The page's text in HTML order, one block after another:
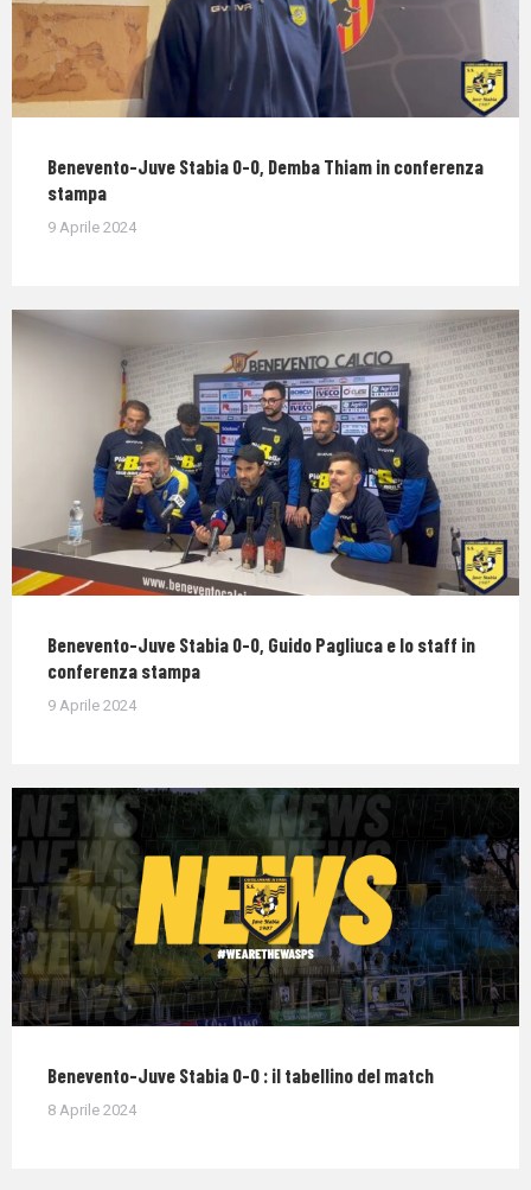
Benevento-Juve Stabia 0-0, Demba Thiam in conferenza
stampa
9 Aprile 2024
Benevento-Juve Stabia 0-0, Guido Pagliuca e lo staff in
conferenza stampa
9 Aprile 2024
Benevento-Juve Stabia 0-0 : il tabellino del match
8 Aprile 2024